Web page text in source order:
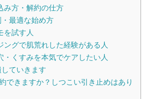
み方・解約の仕方
最適な始め方
を試す人
ングで肌荒れした経験がある人
・くすみを本気でケアしたい人
ていきます
できますか？しつこい引き止めはあり